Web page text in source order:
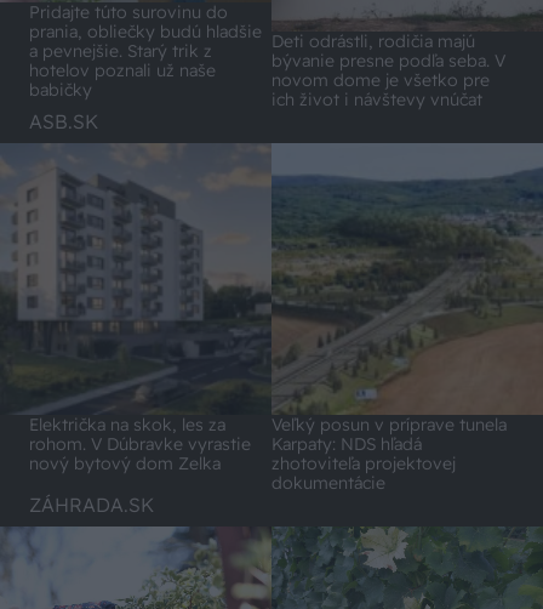
Pridajte túto surovinu do
prania, obliečky budú hladšie
a pevnejšie. Starý trik z
hotelov poznali už naše
babičky
Deti odrástli, rodičia majú
bývanie presne podľa seba. V
novom dome je všetko pre
ich život i návštevy vnúčat
ASB.SK
Električka na skok, les za
rohom. V Dúbravke vyrastie
nový bytový dom Zelka
Veľký posun v príprave tunela
Karpaty: NDS hľadá
zhotoviteľa projektovej
dokumentácie
ZÁHRADA.SK